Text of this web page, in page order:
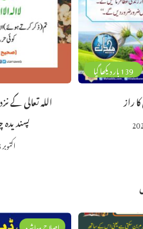
اللہ تعالی
اکتوبر 15, 2024
139 بار دیکھا گیا
راز